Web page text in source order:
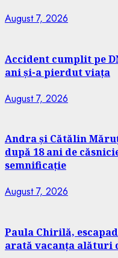
August 7, 2026
Accident cumplit pe
ani și-a pierdut viața
August 7, 2026
Andra și Cătălin
după 18 ani de
semnificație
August 7, 2026
Paula Chirilă,
arată vacanța alături